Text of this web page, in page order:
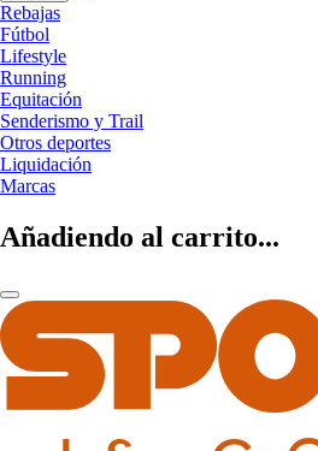
Rebajas
Fútbol
Lifestyle
Running
Equitación
Senderismo y Trail
Otros deportes
Liquidación
Marcas
Añadiendo al carrito...